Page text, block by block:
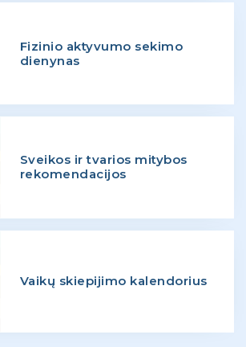
Fizinio aktyvumo sekimo
dienynas
Sveikos ir tvarios mitybos
rekomendacijos
Vaikų skiepijimo kalendorius